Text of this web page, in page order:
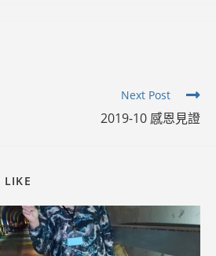
Next Post
2019-10 感恩見證
LIKE